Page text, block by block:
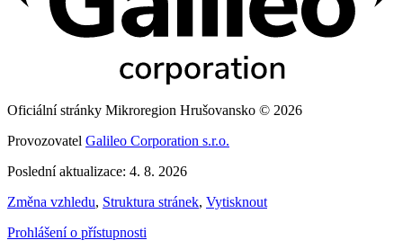
Oficiální stránky Mikroregion Hrušovansko © 2026
Provozovatel Galileo Corporation s.r.o.
Poslední aktualizace: 4. 8. 2026
Změna vzhledu, Struktura stránek, Vytisknout
Prohlášení o přístupnosti